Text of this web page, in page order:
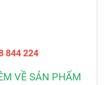
844 224
VỀ SẢN PHẨM